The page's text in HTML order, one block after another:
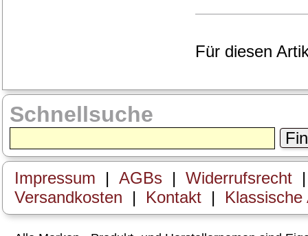
Für diesen
Schnellsuche
Impressum | AGBs | Widerrufsrecht
Versandkosten
| Kontakt |